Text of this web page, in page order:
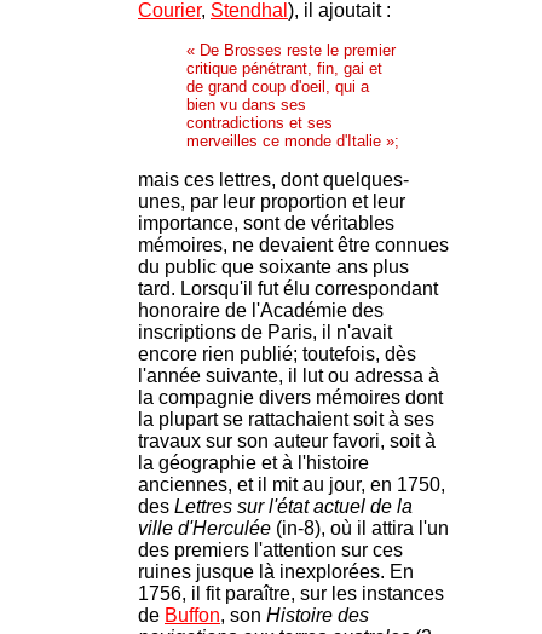
Courier, Stendhal ), il ajoutait :
« De Brosses reste le premier
critique pénétrant, fin, gai et
de grand coup d'oeil, qui a
bien vu dans ses
contradictions et ses
merveilles ce monde d'Italie »;
mais ces lettres, dont quelques-
unes, par leur proportion et leur
importance, sont de véritables
mémoires, ne devaient être connues
du public que soixante ans plus
tard. Lorsqu'il fut élu correspondant
honoraire de l'Académie des
inscriptions de Paris, il n'avait
encore rien publié; toutefois, dès
l'année suivante, il lut ou adressa à
la compagnie divers mémoires dont
la plupart se rattachaient soit à ses
travaux sur son auteur favori, soit à
la géographie et à l'histoire
anciennes, et il mit au jour, en 1750,
des Lettres sur l'état actuel de la
ville d'Herculée (in-8), où il attira l'un
des premiers l'attention sur ces
ruines jusque là inexplorées. En
1756, il fit paraître, sur les instances
de Buffon, son Histoire des